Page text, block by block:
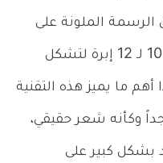
الرسمة الملونة على
الجلد والتي يكون بها حوالي من 10 لـ 12 إبرة لتشكل
ما يميز هذه التقنية
وكأنه شعر حقيقي،
بشكل كبير على